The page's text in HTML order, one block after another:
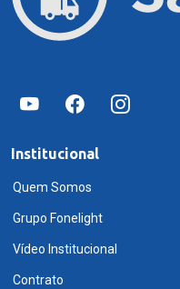
Institucional
Quem Somos
Grupo Fonelight
Vídeo Institucional
Contrato